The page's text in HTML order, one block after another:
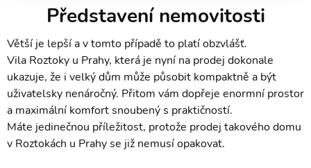
Představení nemovitosti
Větší je lepší a v tomto případě to platí obzvlášť.
Vila Roztoky u Prahy, která je nyní na prodej dokonale
ukazuje, že i velký dům může působit kompaktně a být
uživatelsky nenáročný. Přitom vám dopřeje enormní prostor
a maximální komfort snoubený s praktičností.
Máte jedinečnou příležitost, protože prodej takového domu
v Roztokách u Prahy se již nemusí opakovat.